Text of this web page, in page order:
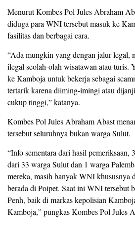
Menurut Kombes Pol Jules Abraham
diduga para WNI tersebut masuk ke
fasilitas dan berbagai cara.
“Ada mungkin yang dengan jalur legal,
ilegal seolah-olah wisatawan atau turis.
ke Kamboja untuk bekerja sebagai
tertarik karena diiming-imingi atau
cukup tinggi,” katanya.
Kombes Pol Jules Abraham Abast
tersebut seluruhnya bukan warga Sulut.
“Info sementara dari hasil pemeriksaan,
dari 33 warga Sulut dan 1 warga
mereka, masih banyak WNI khususnya
berada di Poipet. Saat ini WNI tersebut
Penh, baik di markas kepolisian
Kamboja,” pungkas Kombes Pol Jules